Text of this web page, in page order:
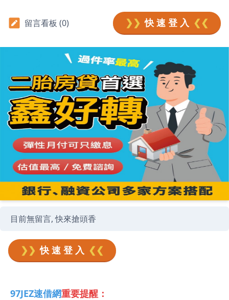
留言看板 (0) ❯❯ 快 速 登 入 ❮❮
目前無留言, 快來搶頭香
❯❯ 快 速 登 入 ❮❮
97JEZ速借網重要提醒：